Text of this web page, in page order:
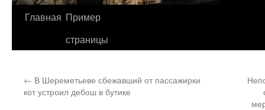
Перейти
Главная Пример
страницы
← В Шереметьеве сбежавший от пассажирки
кот устроил дебош в бутике